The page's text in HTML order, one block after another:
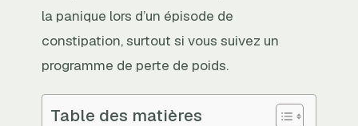
la panique lors d’un épisode de
constipation, surtout si vous suivez un
programme de perte de poids.
Table des matières